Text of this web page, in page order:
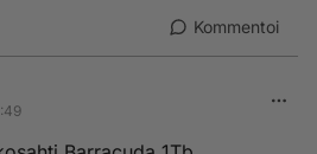
Kommentoi